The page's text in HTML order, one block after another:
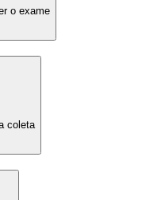
o exame
coleta